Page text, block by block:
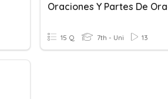
15 Q 7th - Uni 13